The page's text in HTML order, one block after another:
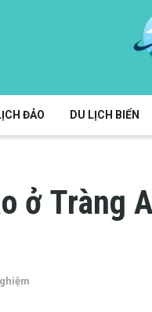
ĐẢO DU LỊCH BIỂN
ở Tràng